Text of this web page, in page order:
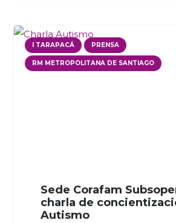
I TARAPACÁ PRENSA
RM METROPOLITANA DE SANTIAGO
Sede Corafam
charla de
Autismo